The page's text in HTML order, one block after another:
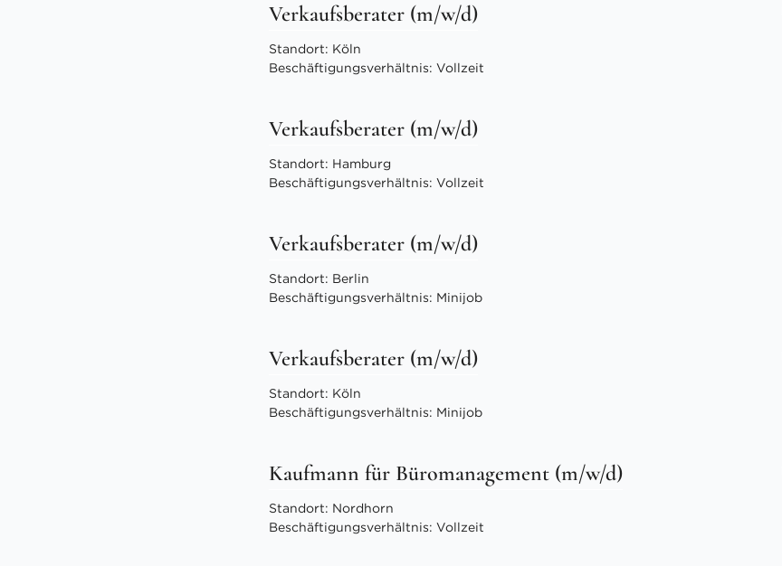
Verkaufsberater (m/w/d)
Standort: Köln
Beschäftigungsverhältnis: Vollzeit
Verkaufsberater (m/w/d)
Standort: Hamburg
Beschäftigungsverhältnis: Vollzeit
Verkaufsberater (m/w/d)
Standort: Berlin
Beschäftigungsverhältnis: Minijob
Verkaufsberater (m/w/d)
Standort: Köln
Beschäftigungsverhältnis: Minijob
Kaufmann für Büromanagement (m/w/d)
Standort: Nordhorn
Beschäftigungsverhältnis: Vollzeit